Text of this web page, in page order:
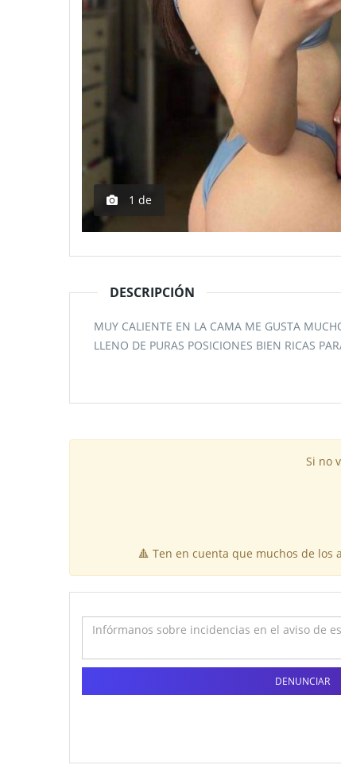
1 de
DESCRIPCIÓN
MUY CALIENTE EN LA CAMA ME GUSTA
LLENO DE PURAS POSICIONES BIEN RICAS
Si no
🔺 Ten en cuenta que muchos de
DENUNCIAR